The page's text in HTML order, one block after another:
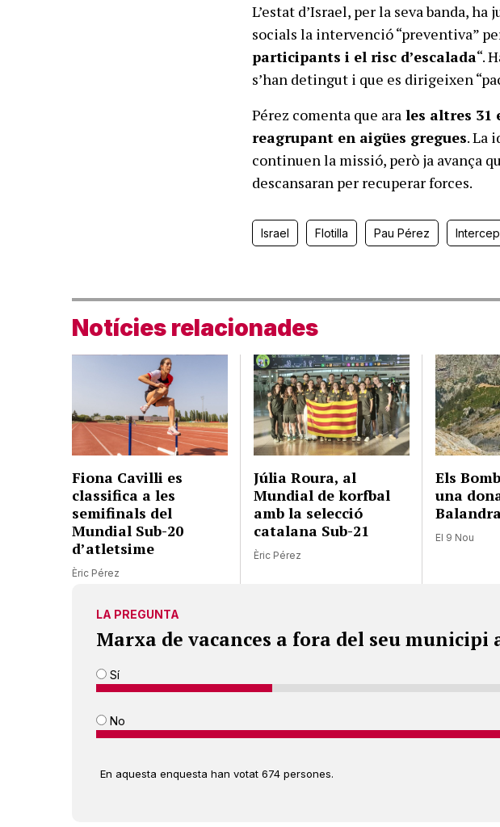
L’estat d’Israel, per la seva banda,
socials la intervenció “preventiva”
participants i el risc d’escalada“.
s’han detingut i que es dirigeixen
Pérez comenta que ara les altres 31
reagrupant en aigües gregues. La
continuen la missió, però ja avança
descansaran per recuperar forces.
Israel Flotilla Pau Pérez
Notícies relacionades
Fiona Cavilli es
classifica a les
semifinals del
Mundial Sub-20
d’atletsime
Èric Pérez
Júlia Roura, al
Mundial de korfbal
amb la selecció
catalana Sub-21
Èric Pérez
Els
una
El 9 Nou
LA PREGUNTA
Marxa de vacances a fora del seu municipi
Sí
No
En aquesta enquesta han votat 674 persones.